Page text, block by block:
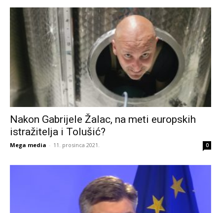
Nakon Gabrijele Žalac, na meti europskih
istražitelja i Tolušić?
Mega media - 11. prosinca 2021. 0